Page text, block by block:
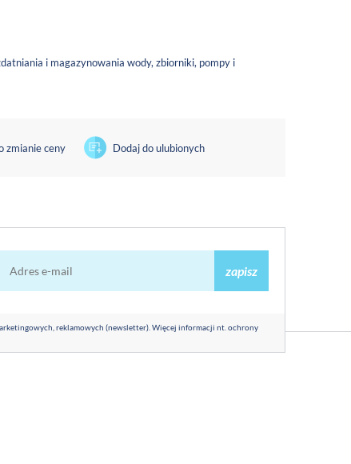
i magazynowania wody, zbiorniki, pompy i
zmianie ceny Dodaj do ulubionych
zapisz
reklamowych (newsletter). Więcej informacji nt. ochrony